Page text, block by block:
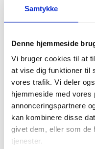
Samtykke
Denne hjemmeside
Vi bruger cookies til at
at vise dig funktioner til
vores trafik. Vi deler
hjemmeside med vores
annonceringspartnere
kan kombinere disse
givet dem, eller som de
tjenester.
Lektor Jacob
Professor MSO
Professor og
Professor Anne-
(2014)
Professor, dr. phil.
ph.d. Thomas
Lægaard,
Ethics (2013)
Professor Albert
Professor Eske